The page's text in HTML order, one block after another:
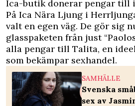
Ica-butik donerar pengar till
På Ica Nära Ljung i
valt en egen väg. De gör sig
glasspaketen från just
alla pengar till Talita, en
som bekämpar sexhandel.
SAMHÄLLE
Svenska
sex av